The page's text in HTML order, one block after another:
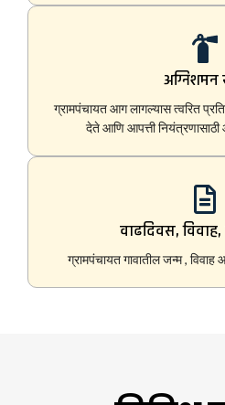
अग्निशमन
ग्रामपंचायत आग लागल्यास त्वरित
देते आणि आपत्ती
वाढदिवस,
ग्रामपंचायत गावातील जन्म ,